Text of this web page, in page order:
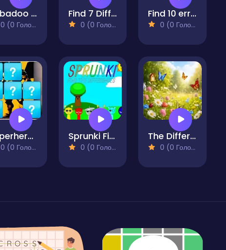
Kobadoo Emojis
0 (0 Голосів)
Find 7 Differences
0 (0 Голосів)
Find 10 errors - CHRISTMAS
0 (0 Голосів)
Superhero Memory Match
0 (0 Голосів)
Sprunki Find The Differences
0 (0 Голосів)
The Difference
0 (0 Голосів)